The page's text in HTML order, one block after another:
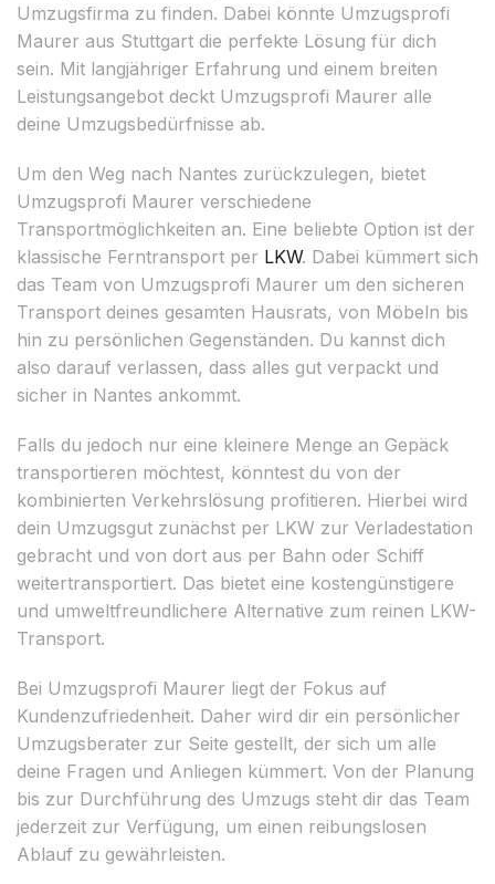
Umzugsfirma zu finden. Dabei könnte Umzugsprofi
Maurer aus Stuttgart die perfekte Lösung für dich
sein. Mit langjähriger Erfahrung und einem breiten
Leistungsangebot deckt Umzugsprofi Maurer alle
deine Umzugsbedürfnisse ab.
Um den Weg nach Nantes zurückzulegen, bietet
Umzugsprofi Maurer verschiedene
Transportmöglichkeiten an. Eine beliebte Option ist der
klassische Ferntransport per LKW. Dabei kümmert sich
das Team von Umzugsprofi Maurer um den sicheren
Transport deines gesamten Hausrats, von Möbeln bis
hin zu persönlichen Gegenständen. Du kannst dich
also darauf verlassen, dass alles gut verpackt und
sicher in Nantes ankommt.
Falls du jedoch nur eine kleinere Menge an Gepäck
transportieren möchtest, könntest du von der
kombinierten Verkehrslösung profitieren. Hierbei wird
dein Umzugsgut zunächst per LKW zur Verladestation
gebracht und von dort aus per Bahn oder Schiff
weitertransportiert. Das bietet eine kostengünstigere
und umweltfreundlichere Alternative zum reinen LKW-
Transport.
Bei Umzugsprofi Maurer liegt der Fokus auf
Kundenzufriedenheit. Daher wird dir ein persönlicher
Umzugsberater zur Seite gestellt, der sich um alle
deine Fragen und Anliegen kümmert. Von der Planung
bis zur Durchführung des Umzugs steht dir das Team
jederzeit zur Verfügung, um einen reibungslosen
Ablauf zu gewährleisten.